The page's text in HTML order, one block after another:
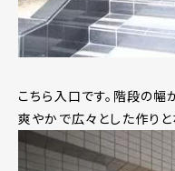
こちら入口です。階段の
爽やかで広々とした作り